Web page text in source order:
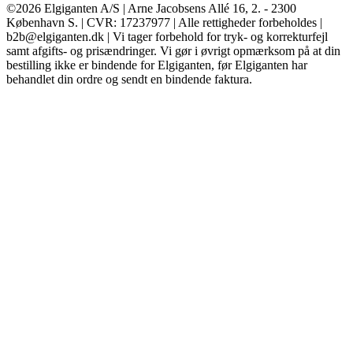
©2026 Elgiganten A/S | Arne Jacobsens Allé 16, 2. - 2300
København S. | CVR: 17237977 | Alle rettigheder forbeholdes |
b2b@elgiganten.dk | Vi tager forbehold for tryk- og korrekturfejl
samt afgifts- og prisændringer. Vi gør i øvrigt opmærksom på at din
bestilling ikke er bindende for Elgiganten, før Elgiganten har
behandlet din ordre og sendt en bindende faktura.